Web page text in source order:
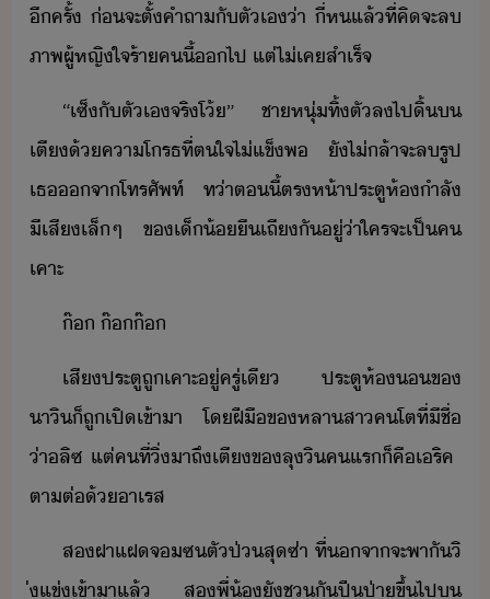
ีครั้​ ​่​จะ​ตั้คำถา​ั​ตัเ​่า​ ​ี่​ห​แล้​ที่​คิ​จะ​ล​
ภาพ​ผู้หญิ​ใจร้า​ค​ี้​​ไป​ ​แต่​ไ่เค​สำเร็จ
​“​เซ็​ั​ตัเ​จริ​โ้​”​ ​ชาหุ่​ทิ้ตั​ล​ไป​ิ้​​
เตี​้​คาโรธ​ที่​ต​ใจ​ไ่​แข็​พ​ ​ั​ไ่ล้า​จะ​ล​รูป​
เธ​จา​โทรศัพท์​ ​ท่า​ตี้​ตรห้า​ประตู​ห้​ำลั​
ีเสี​เล็​ๆ​ ​ข​เ็้​ื​เถี​ั​ู่​่า​ใคร​จะ​เป็​ค​
เคาะ
​๊​ ​๊​๊
​เสี​ประตู​ถู​เคาะ​ู่​ครู่เี​ ​ประตู​ห้​ข​
าิ​็​ถู​เปิ​เข้าา​ ​โ​ฝีื​ข​หลาสา​คโต​ที่​ีชื่​
่า​ลิซ​ ​แต่​คที​่​ิ่​าถึ​เตี​ข​ลุ​ิ​ค​แร​็​คื​เ​ริค​ ​
ตา​ต่​้​า​เรส
​ส​ฝาแฝ​จ​ซ​ตั​ป่​สุ​ซ่า​ ​ที่​จา​จะ​พาั​ิ​
่​แข่​เข้าา​แล้​ ​ส​พี่้​ั​ช​ั​ปีป่า​ขึ้ไป​​